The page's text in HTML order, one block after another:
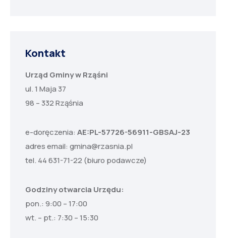
Kontakt
Urząd Gminy w Rząśni
ul. 1 Maja 37
98 – 332 Rząśnia
e-doręczenia: AE:PL-57726-56911-GBSAJ-23
adres email: gmina@rzasnia.pl
tel. 44 631-71-22 (biuro podawcze)
Godziny otwarcia Urzędu:
pon.: 9:00 – 17:00
wt. – pt.: 7:30 – 15:30